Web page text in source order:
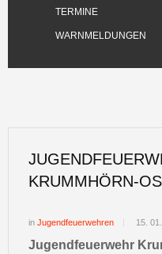
TERMINE
WARNMELDUNGEN
KRUMMHÖRN-
in Jugendfeuerwehren 15.
Jugendfeuerwehr